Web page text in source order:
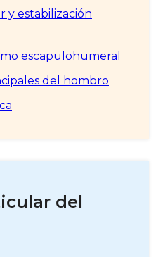
y estabilización
escapulohumeral
del hombro
del